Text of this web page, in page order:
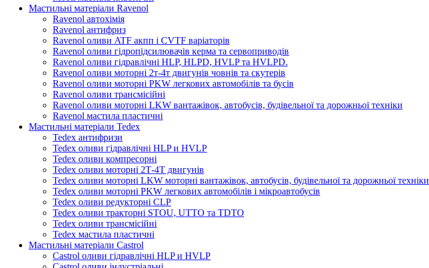
Мастильні матеріали Ravenol
Ravenol автохімія
Ravenol антифриз
Ravenol оливи ATF акпп і CVTF варіаторів
Ravenol оливи гідропідсилювачів керма та сервоприводів
Ravenol оливи гідравлічні HLP, HLPD, HVLP та HVLPD.
Ravenol оливи моторні 2т-4т двигунів човнів та скутерів
Ravenol оливи моторні PKW легкових автомобілів та бусів
Ravenol оливи трансмісійні
Ravenol оливи моторні LKW вантажівок, автобусів, будівельної та дорожньої техніки
Ravenol мастила пластичні
Мастильні матеріали Tedex
Tedex антифризи
Tedex оливи гідравлічні HLP и HVLP
Tedex оливи компресорні
Tedex оливи моторні 2Т-4Т двигунів
Tedex оливи моторні LKW моторні вантажівок, автобусів, будівельної та дорожньої техніки
Tedex оливи моторні PKW легкових автомобілів і мікроавтобусів
Tedex оливи редукторні CLP
Tedex оливи тракторні STOU, UTTO та TDTO
Tedex оливи трансмісійні
Tedex мастила пластичні
Мастильні матеріали Castrol
Castrol оливи гідравлічні HLP и HVLP